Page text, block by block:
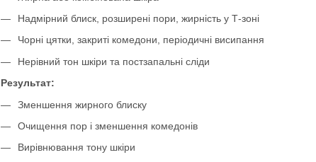
Надмірний блиск, розширені пори, жирність у Т-зоні
Чорні цятки, закриті комедони, періодичні висипання
Нерівний тон шкіри та постзапальні сліди
Результат:
Зменшення жирного блиску
Очищення пор і зменшення комедонів
Вирівнювання тону шкіри